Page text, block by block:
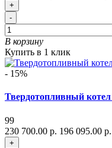
+
-
В корзину
Купить в 1 клик
- 15%
Твердотопливный
99
230 700.00 р. 196 095.00 р.
+